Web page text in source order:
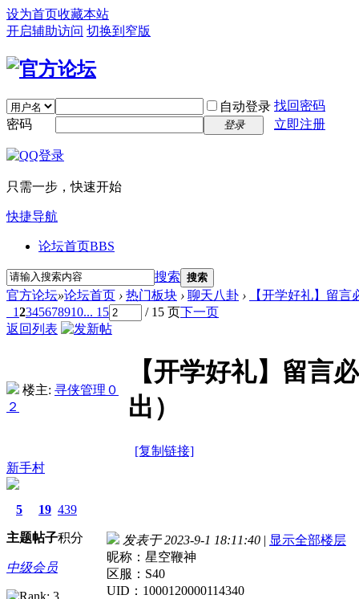
设为首页收藏本站
开启辅助访问 切换到窄版
自动登录 找回密码
密码
登录 立即注册
只需一步，快速开始
快捷导航
论坛首页BBS
搜索 搜索
官方论坛»论坛首页 › 热门板块 › 聊天八卦 ›
【开学好礼】留
12345678910... 15 / 15 页下一页
返回列表
楼主: 寻侠管理０
２
【开学好礼】留言
出）
[复制链接]
新手村
5
主题
19
帖子
439
积分
中级会员
发表于 2023-9-1 18:11:40 | 显示全部楼层
昵称：星空鞭神
区服：S40
UID：1000120000114340